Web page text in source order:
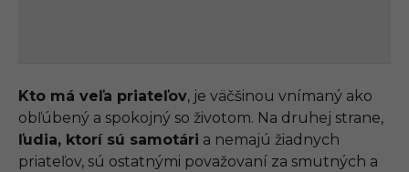
Kto má veľa priateľov, je väčšinou vnímaný ako
obľúbený a spokojný so životom. Na druhej strane,
ľudia, ktorí sú samotári a nemajú žiadnych
priateľov, sú ostatnými považovaní za smutných a